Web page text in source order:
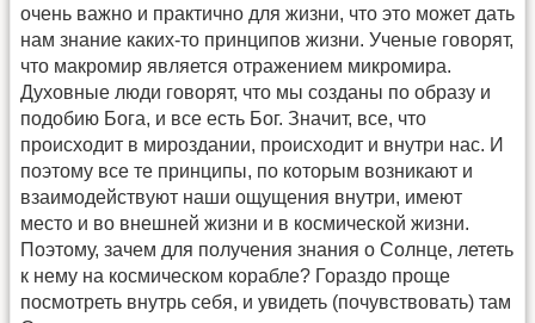
очень важно и практично для жизни, что это может дать
нам знание каких-то принципов жизни. Ученые говорят,
что макромир является отражением микромира.
Духовные люди говорят, что мы созданы по образу и
подобию Бога, и все есть Бог. Значит, все, что
происходит в мироздании, происходит и внутри нас. И
поэтому все те принципы, по которым возникают и
взаимодействуют наши ощущения внутри, имеют
место и во внешней жизни и в космической жизни.
Поэтому, зачем для получения знания о Солнце, лететь
к нему на космическом корабле? Гораздо проще
посмотреть внутрь себя, и увидеть (почувствовать) там